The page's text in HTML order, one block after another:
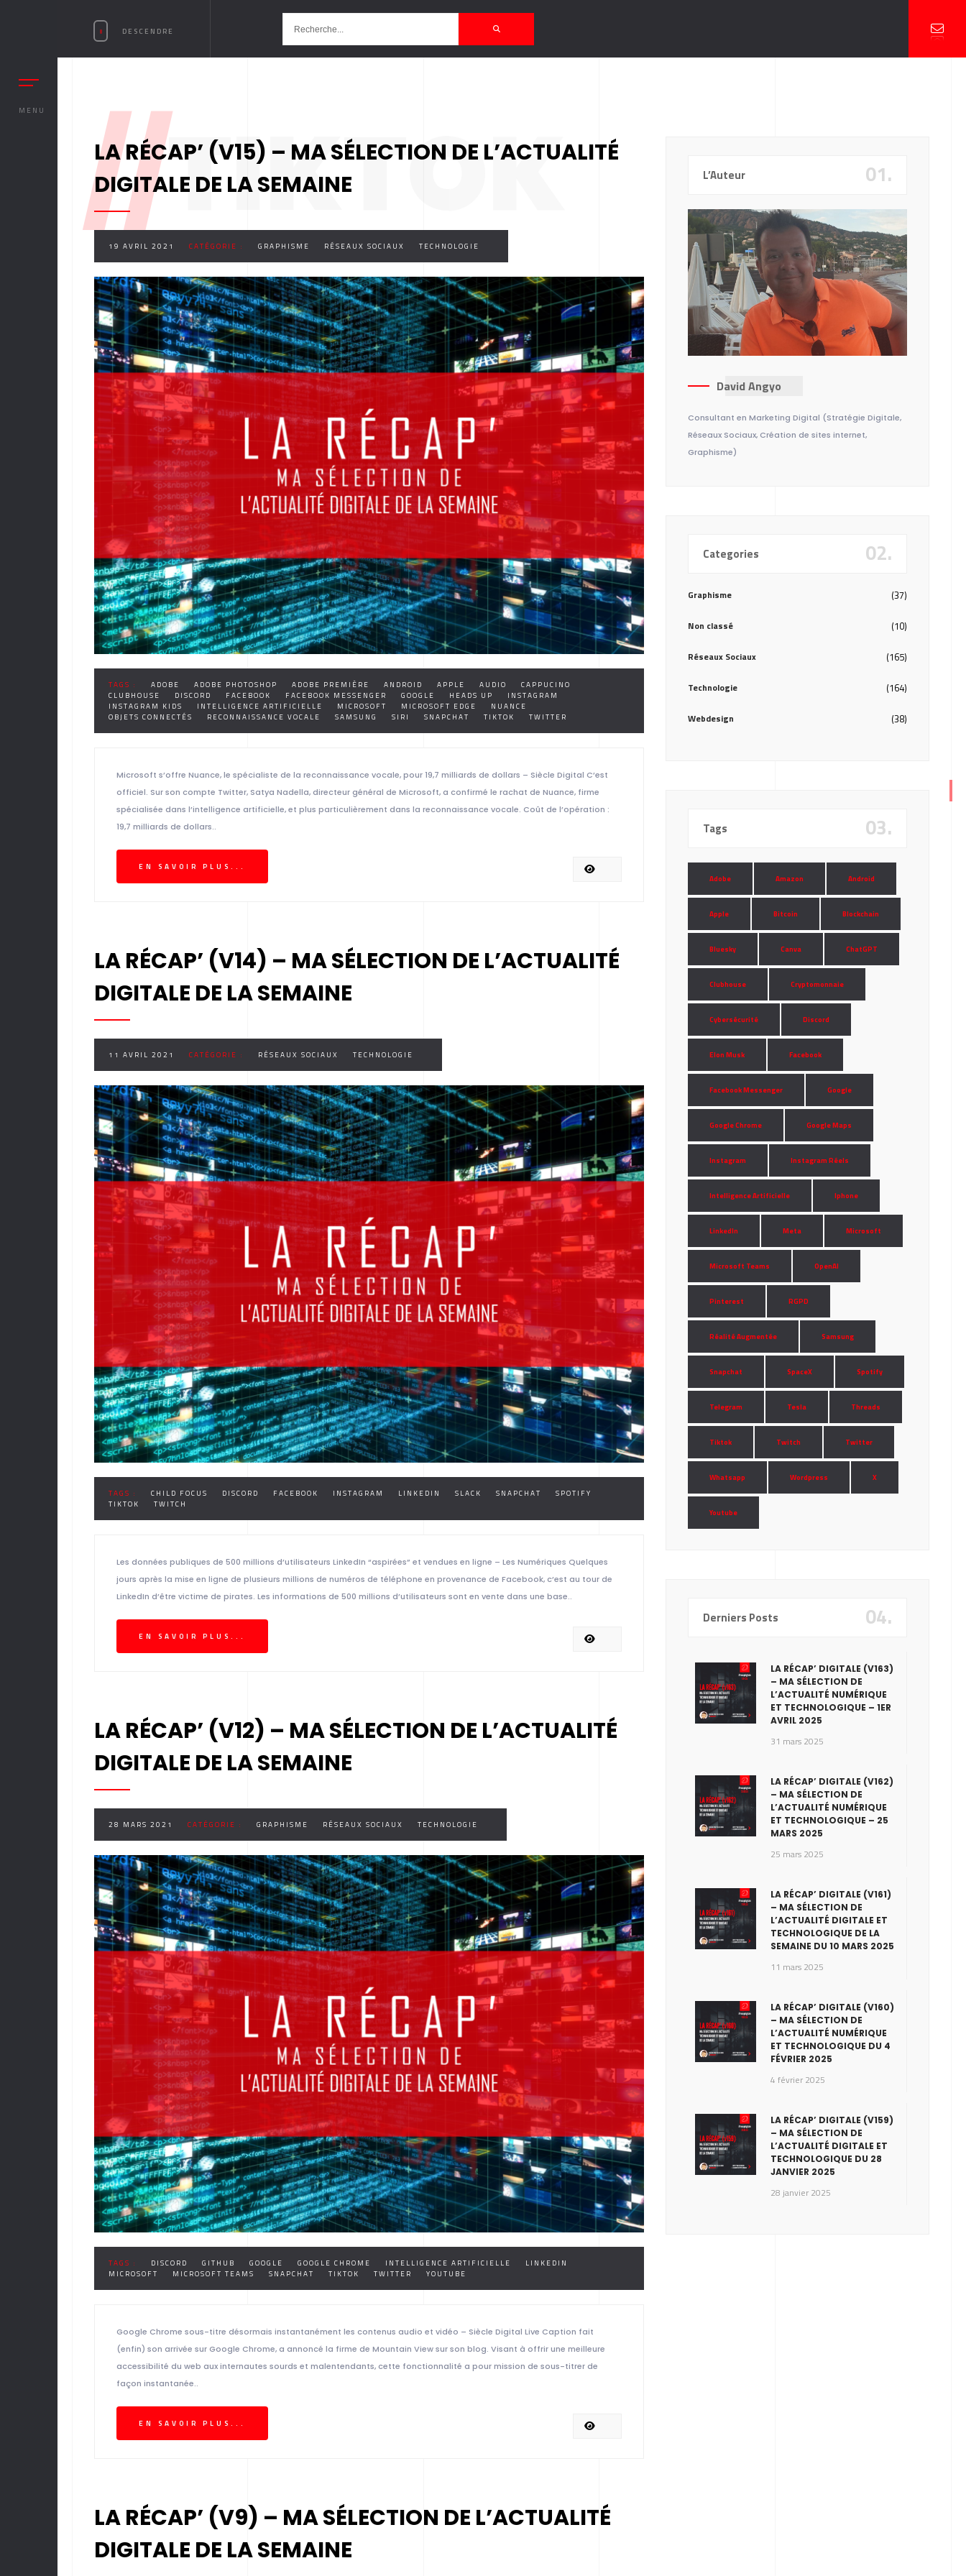
MENU
DESCENDRE
//TIKTOK
LA RÉCAP’ (V15) – MA SÉLECTION DE L’ACTUALITÉ
DIGITALE DE LA SEMAINE
19 AVRIL 2021 CATÉGORIE : GRAPHISME RÉSEAUX SOCIAUX TECHNOLOGIE
TAGS : ADOBE ADOBE PHOTOSHOP ADOBE PREMIÈRE ANDROID APPLE AUDIO
CAPPUCINO
CLUBHOUSE
DISCORD FACEBOOK FACEBOOK MESSENGER GOOGLE HEADS UP
INSTAGRAM
INSTAGRAM KIDS
INTELLIGENCE ARTIFICIELLE MICROSOFT MICROSOFT EDGE
NUANCE
OBJETS CONNECTÉS
RECONNAISSANCE VOCALE SAMSUNG SIRI SNAPCHAT TIKTOK TWITTER
Microsoft s’offre Nuance, le spécialiste de la reconnaissance vocale, pour 19,7 milliards de dollars – Siècle Digital C’est
officiel. Sur son compte Twitter, Satya Nadella, directeur général de Microsoft, a confirmé le rachat de Nuance, firme
spécialisée dans l’intelligence artificielle, et plus particulièrement dans la reconnaissance vocale. Coût de l’opération :
19,7 milliards de dollars..
EN SAVOIR PLUS...
LA RÉCAP’ (V14) – MA SÉLECTION DE L’ACTUALITÉ
DIGITALE DE LA SEMAINE
11 AVRIL 2021 CATÉGORIE : RÉSEAUX SOCIAUX TECHNOLOGIE
TAGS : CHILD FOCUS DISCORD FACEBOOK INSTAGRAM LINKEDIN SLACK SNAPCHAT
SPOTIFY
TIKTOK
TWITCH
Les données publiques de 500 millions d’utilisateurs LinkedIn “aspirées” et vendues en ligne – Les Numériques Quelques
jours après la mise en ligne de plusieurs millions de numéros de téléphone en provenance de Facebook, c’est au tour de
LinkedIn d’être victime de pirates. Les informations de 500 millions d’utilisateurs sont en vente dans une base..
EN SAVOIR PLUS...
LA RÉCAP’ (V12) – MA SÉLECTION DE L’ACTUALITÉ
DIGITALE DE LA SEMAINE
28 MARS 2021 CATÉGORIE : GRAPHISME RÉSEAUX SOCIAUX TECHNOLOGIE
TAGS : DISCORD GITHUB GOOGLE GOOGLE CHROME INTELLIGENCE ARTIFICIELLE
LINKEDIN
MICROSOFT
MICROSOFT TEAMS SNAPCHAT TIKTOK TWITTER YOUTUBE
Google Chrome sous-titre désormais instantanément les contenus audio et vidéo – Siècle Digital Live Caption fait
(enfin) son arrivée sur Google Chrome, a annoncé la firme de Mountain View sur son blog. Visant à offrir une meilleure
accessibilité du web aux internautes sourds et malentendants, cette fonctionnalité a pour mission de sous-titrer de
façon instantanée..
EN SAVOIR PLUS...
LA RÉCAP’ (V9) – MA SÉLECTION DE L’ACTUALITÉ
DIGITALE DE LA SEMAINE
L’Auteur 01.
David Angyo
Consultant en Marketing Digital (Stratégie Digitale,
Réseaux Sociaux, Création de sites internet,
Graphisme)
Categories 02.
Graphisme (37)
Non classé (10)
Réseaux Sociaux (165)
Technologie (164)
Webdesign (38)
Tags 03.
Adobe Amazon Android
Apple Bitcoin Blockchain
Bluesky Canva ChatGPT
Clubhouse Cryptomonnaie
Cybersécurité Discord
Elon Musk Facebook
Facebook Messenger Google
Google Chrome Google Maps
Instagram Instagram Réels
Intelligence Artificielle Iphone
LinkedIn Meta Microsoft
Microsoft Teams OpenAI
Pinterest RGPD
Réalité Augmentée Samsung
Snapchat SpaceX Spotify
Telegram Tesla Threads
Tiktok Twitch Twitter
Whatsapp Wordpress X
Youtube
Derniers Posts 04.
LA RÉCAP’ DIGITALE (V163)
– MA SÉLECTION DE
L’ACTUALITÉ NUMÉRIQUE
ET TECHNOLOGIQUE – 1ER
AVRIL 2025
31 mars 2025
LA RÉCAP’ DIGITALE (V162)
– MA SÉLECTION DE
L’ACTUALITÉ NUMÉRIQUE
ET TECHNOLOGIQUE – 25
MARS 2025
25 mars 2025
LA RÉCAP’ DIGITALE (V161)
– MA SÉLECTION DE
L’ACTUALITÉ DIGITALE ET
TECHNOLOGIQUE DE LA
SEMAINE DU 10 MARS 2025
11 mars 2025
LA RÉCAP’ DIGITALE (V160)
– MA SÉLECTION DE
L’ACTUALITÉ NUMÉRIQUE
ET TECHNOLOGIQUE DU 4
FÉVRIER 2025
4 février 2025
LA RÉCAP’ DIGITALE (V159)
– MA SÉLECTION DE
L’ACTUALITÉ DIGITALE ET
TECHNOLOGIQUE DU 28
JANVIER 2025
28 janvier 2025